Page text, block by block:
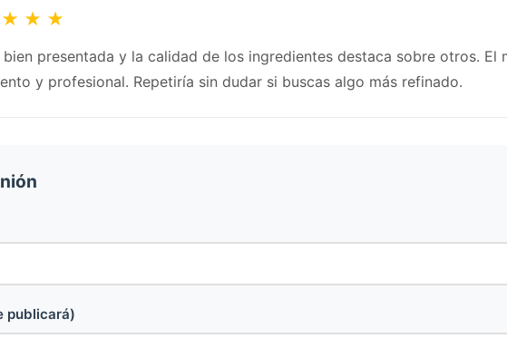
★ ★
presentada y la calidad de los ingredientes destaca sobre otros.
y profesional. Repetiría sin dudar si buscas algo más refinado.
publicará)